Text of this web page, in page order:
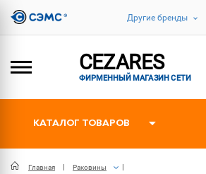
Другие бренды
CEZARES
ФИРМЕННЫЙ МАГАЗИН СЕТИ
КАТАЛОГ ТОВАРОВ
Главная Раковины